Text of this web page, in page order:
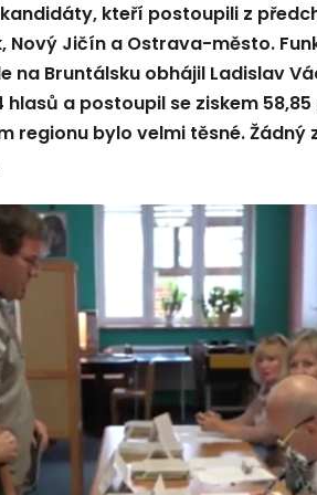
kteří postoupili z
Nový Jičín a Ostrava-město.
na Bruntálsku obhájil Ladislav
hlasů a postoupil se ziskem
regionu bylo velmi těsné.